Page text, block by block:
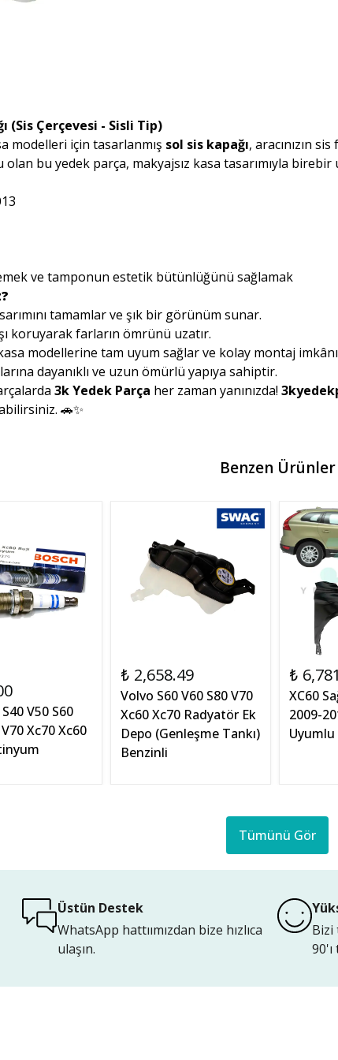
(Sis Çerçevesi - Sisli Tip)
modelleri için tasarlanmış sol sis kapağı, aracınızın
bu yedek parça, makyajsız kasa tasarımıyla birebir
ve tamponun estetik bütünlüğünü sağlamak
tamamlar ve şık bir görünüm sunar.
koruyarak farların ömrünü uzatır.
modellerine tam uyum sağlar ve kolay montaj
dayanıklı ve uzun ömürlü yapıya sahiptir.
3k Yedek Parça her zaman yanınızda!
🚗✨
Benzen Ürünler
V50 S60
Xc70 Xc60
₺ 2,658.49
Volvo S60 V60 S80 V70
Xc60 Xc70 Radyatör Ek
Depo (Genleşme Tankı)
Benzinli
₺
XC60
2009-
Uyumlu
Tümünü Gör
Üstün Destek
WhatsApp hattıımızdan bize hızlıca
ulaşın.
Bizi